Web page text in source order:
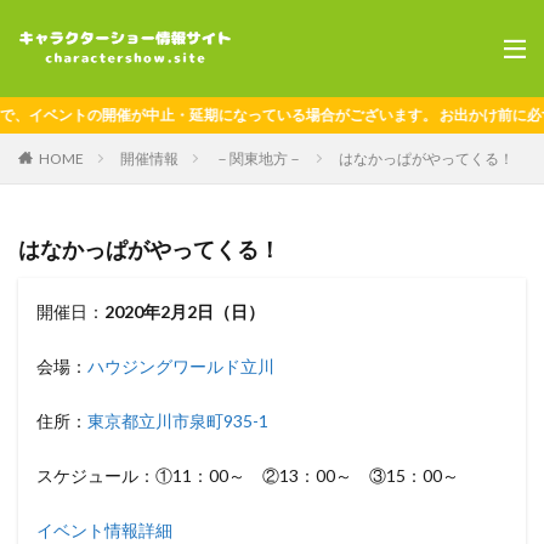
ントの開催が中止・延期になっている場合がございます。 お出かけ前に必ず
HOME 開催情報 －関東地方－ はなかっぱがやってくる！
はなかっぱがやってくる！
開催日： 2020年2月2日（日）
会場： ハウジングワールド立川
住所： 東京都立川市泉町935-1
スケジュール：①11：00～ ②13：00～ ③15：00～
イベント情報詳細